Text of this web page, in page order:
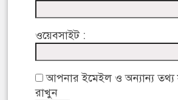
ওয়েবসাইট :
আপনার ইমেইল ও অন্যান্য তথ্য
রাখুন